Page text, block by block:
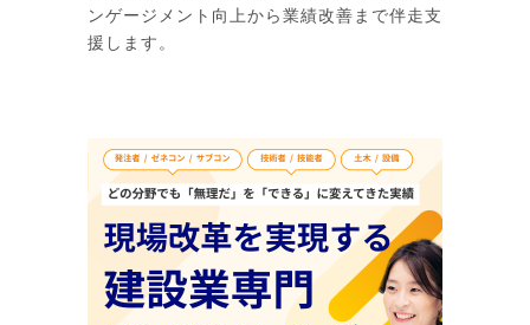
ンゲージメント向上から業績改善まで伴走支
援します。